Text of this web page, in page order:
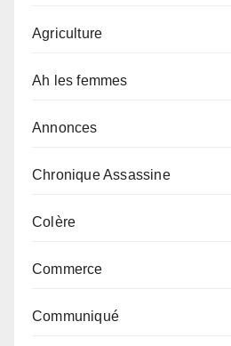
Agriculture
Ah les femmes
Annonces
Chronique Assassine
Colère
Commerce
Communiqué